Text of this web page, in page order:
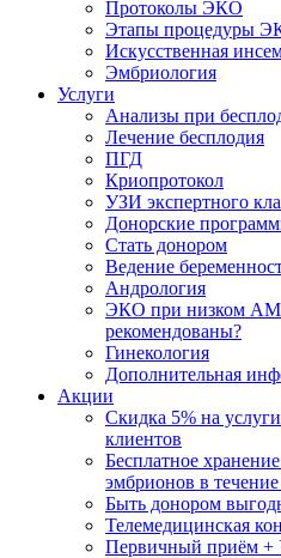
Протоколы ЭКО
Этапы процедуры
Искусственная
Эмбриология
Услуги
Анализы при
Лечение бесплодия
ПГД
Криопротокол
УЗИ экспертного
Донорские
Стать донором
Ведение
Андрология
ЭКО при низком
рекомендованы?
Гинекология
Дополнительная
Акции
Скидка 5% на
клиентов
Бесплатное
эмбрионов в
Быть донором
Телемедицинская
Первичный приём +